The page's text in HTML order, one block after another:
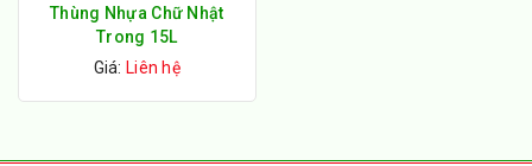
Thùng Nhựa Chữ Nhật
Trong 15L
Giá: Liên hệ